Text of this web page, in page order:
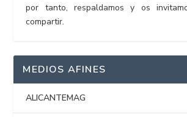
por tanto, respaldamos y os
compartir.
MEDIOS AFINES
ALICANTEMAG